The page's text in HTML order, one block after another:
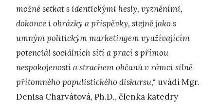
možné setkat s identickými hesly, vyzněními,
dokonce i obrázky a příspěvky, stejně jako s
umným politickým marketingem využívajícím
potenciál sociálních sítí a prací s přímou
nespokojeností a strachem občanů v rámci silně
přítomného populistického diskursu,“ uvádí Mgr.
Denisa Charvátová, Ph.D., členka katedry